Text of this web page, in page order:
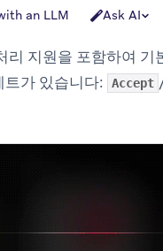
an LLM Ask AI
리 지원을 포함하여
트가 있습니다:
Accept